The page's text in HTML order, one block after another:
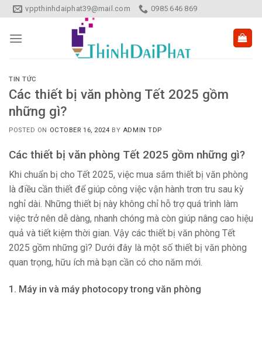
Skip
to
content
vppthinhdaiphat39@mail.com 0985 646 869
TIN TỨC
Các thiết bị văn phòng Tết 2025 gồm
những gì?
POSTED ON OCTOBER 16, 2024 BY ADMIN TDP
Các thiết bị văn phòng Tết 2025 gồm những gì?
Khi chuẩn bị cho Tết 2025, việc mua sắm thiết bị văn phòng
là điều cần thiết để giúp công việc vận hành trơn tru sau kỳ
nghỉ dài. Những thiết bị này không chỉ hỗ trợ quá trình làm
việc trở nên dễ dàng, nhanh chóng mà còn giúp nâng cao hiệu
quả và tiết kiệm thời gian. Vậy các thiết bị văn phòng Tết
2025 gồm những gì? Dưới đây là một số thiết bị văn phòng
quan trọng, hữu ích mà bạn cần có cho năm mới.
1. Máy in và máy photocopy trong văn phòng